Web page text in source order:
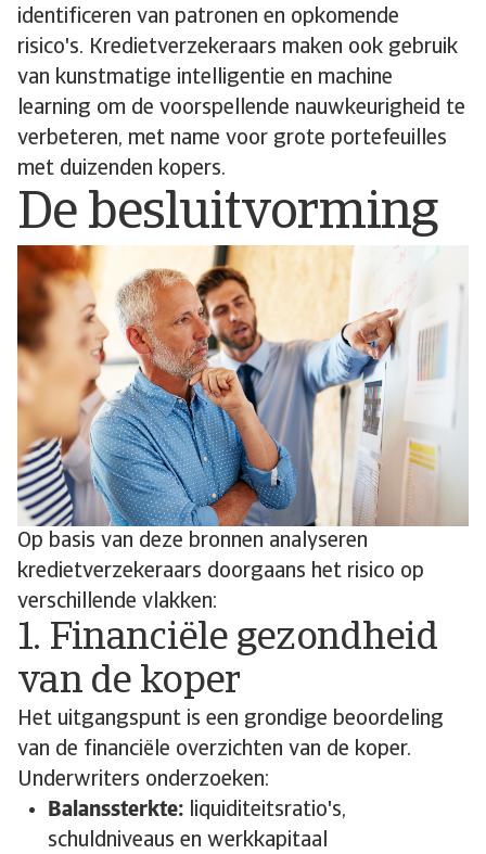
identificeren van patronen en opkomende
risico's. Kredietverzekeraars maken ook gebruik
van kunstmatige intelligentie en machine
learning om de voorspellende nauwkeurigheid te
verbeteren, met name voor grote portefeuilles
met duizenden kopers.
De besluitvorming
Op basis van deze bronnen analyseren
kredietverzekeraars doorgaans het risico op
verschillende vlakken:
1. Financiële gezondheid
van de koper
Het uitgangspunt is een grondige beoordeling
van de financiële overzichten van de koper.
Underwriters onderzoeken:
Balanssterkte: liquiditeitsratio's,
schuldniveaus en werkkapitaal